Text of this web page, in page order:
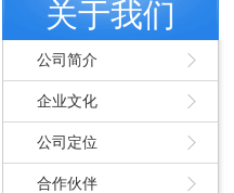
关于我们
公司简介
企业文化
公司定位
合作伙伴